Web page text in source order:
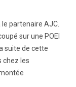
partenaire AJC.
sur une POEI
suite de cette
chez les